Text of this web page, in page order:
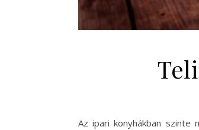
Az ipari konyhákban szinte